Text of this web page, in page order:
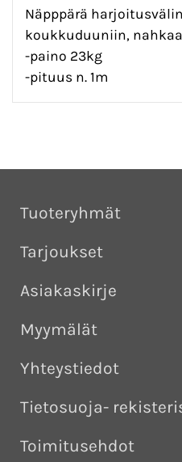
Näpppärä
koukkuduuniin, nahkaa
-paino 23kg
-pituus n. 1m
Tuoteryhmät
Tarjoukset
Asiakaskirje
Myymälät
Yhteystiedot
Tietosuoja-
Toimitusehdot